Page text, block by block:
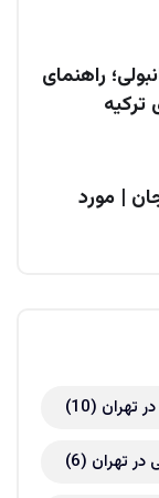
راهنمای
ترکیه
| مورد
تهران (10)
در تهران (6)